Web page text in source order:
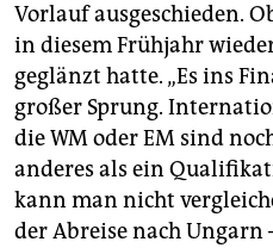
Vorlauf ausgeschieden.
in diesem Frühjahr
geglänzt hatte. „Es ins
großer Sprung.
die WM oder EM sind
anderes als ein
kann man nicht
der Abreise nach Ungarn